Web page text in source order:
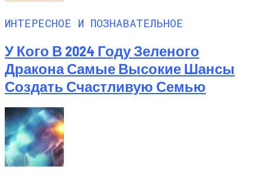
ИНТЕРЕСНОЕ И ПОЗНАВАТЕЛЬНОЕ
У Кого В 2024 Году Зеленого
Дракона Самые Высокие Шансы
Создать Счастливую Семью